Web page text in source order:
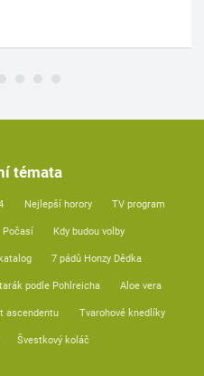
témata
Nejlepší horory TV program
Počasí Kdy budou volby
7 pádů Honzy Dědka
podle Pohlreicha Aloe vera
ascendentu Tvarohové knedlíky
Švestkový koláč